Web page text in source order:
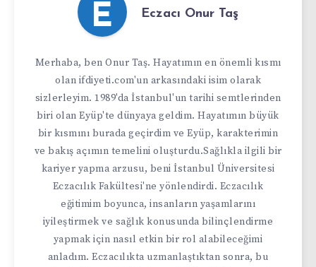
E Eczacı Onur Taş
Merhaba, ben Onur Taş. Hayatımın en önemli kısmı
olan ifdiyeti.com'un arkasındaki isim olarak
sizlerleyim. 1989'da İstanbul'un tarihi semtlerinden
biri olan Eyüp'te dünyaya geldim. Hayatımın büyük
bir kısmını burada geçirdim ve Eyüp, karakterimin
ve bakış açımın temelini oluşturdu.Sağlıkla ilgili bir
kariyer yapma arzusu, beni İstanbul Üniversitesi
Eczacılık Fakültesi'ne yönlendirdi. Eczacılık
eğitimim boyunca, insanların yaşamlarını
iyileştirmek ve sağlık konusunda bilinçlendirme
yapmak için nasıl etkin bir rol alabileceğimi
anladım. Eczacılıkta uzmanlaştıktan sonra, bu